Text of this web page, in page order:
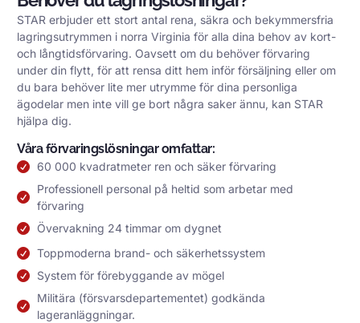
STAR erbjuder ett stort antal rena, säkra och bekymmersfria
lagringsutrymmen i norra Virginia för alla dina behov av kort-
och långtidsförvaring. Oavsett om du behöver förvaring
under din flytt, för att rensa ditt hem inför försäljning eller om
du bara behöver lite mer utrymme för dina personliga
ägodelar men inte vill ge bort några saker ännu, kan STAR
hjälpa dig.
Våra förvaringslösningar omfattar:
60 000 kvadratmeter ren och säker förvaring
Professionell personal på heltid som arbetar med
förvaring
Övervakning 24 timmar om dygnet
Toppmoderna brand- och säkerhetssystem
System för förebyggande av mögel
Militära (försvarsdepartementet) godkända
lageranläggningar.